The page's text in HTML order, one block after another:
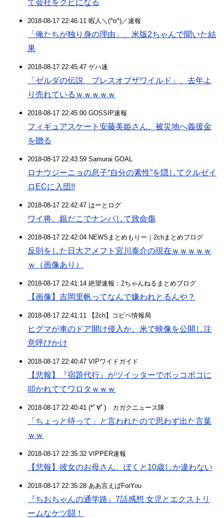
て会社をクビになる
2018-08-17 22:46:11 暇人＼(^o^)／速報
「俺たちが独り身の理由」、米版2ちゃんで聞いた結
果
2018-08-17 22:45:47 ゲハ速
「ゼルダの伝説 ブレスオブザワイルド」、去年よ
り売れているｗｗｗｗｗ
2018-08-17 22:45:00 GOSSIP速報
フィギュアスケート安藤美姫さん、被災地へ義援金
を贈る
2018-08-17 22:43:59 Samurai GOAL
ロナウジーニョの息子“自分の素性”を隠してクルゼイ
ロECに入団!!
2018-08-17 22:42:47 はーとログ
ワイ将、銀だこでナンパして致命傷
2018-08-17 22:42:04 NEWSまとめもりー｜2chまとめブログ
反則をした日大アメフト宮川泰介の現在ｗｗｗｗｗ
ｗ（画像あり）
2018-08-17 22:41:14 絶望速報：2ちゃんねるまとめブログ
【画像】吉岡里帆ってなんで嫌われとるんや？
2018-08-17 22:41:11 【2ch】コピペ情報局
ヒグマが車のドア開け侵入か。米で映像を公開し注
意呼びかけ
2018-08-17 22:40:47 VIPワイドガイド
【悲報】『宿題代行』がツイッターでボッコボコに
叩かれててワロタｗｗｗ
2018-08-17 22:40:41 (*ﾟ∀ﾟ)ゞカガクニュース隊
「ちょっと待って」と言われたので思わず出た言葉
ｗｗ
2018-08-17 22:35:32 VIPPER速報
【悲報】彼女のお母さん、ぼくと10歳しか違わない
2018-08-17 22:35:28 ああ言えばForYou
『ちおちゃんの通学路』7話感想 女児とエクストリ
ームなケツ闘！